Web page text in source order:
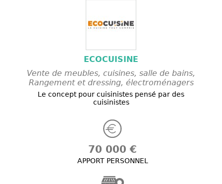
ECOCUISINE
Vente de meubles, cuisines, salle de bains,
Rangement et dressing, électroménagers
Le concept pour cuisinistes pensé par des
cuisinistes
70 000 €
APPORT PERSONNEL